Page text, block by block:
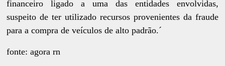
financeiro ligado a uma das entidades envolvidas,
suspeito de ter utilizado recursos provenientes da fraude
para a compra de veículos de alto padrão.´
fonte: agora rn